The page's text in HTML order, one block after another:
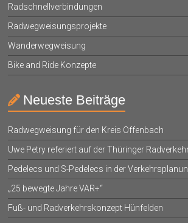
Radschnellverbindungen
Radwegweisungsprojekte
Wanderwegweisung
Bike and Ride Konzepte
Neueste Beiträge
Radwegweisung für den Kreis Offenbach
Uwe Petry referiert auf der Thüringer
Pedelecs und S-Pedelecs in der
„25 bewegte Jahre VAR+“
Fuß- und Radverkehrskonzept Hünfelden